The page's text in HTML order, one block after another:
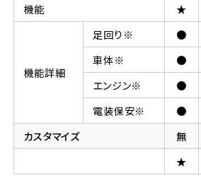
機能
★
機能詳細
足回り※
●
車体※
●
エンジン※
●
電装保安※
●
カスタマイズ
無
★